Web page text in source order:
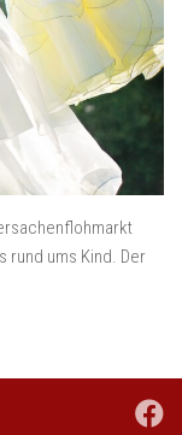
rund ums Kind. Der